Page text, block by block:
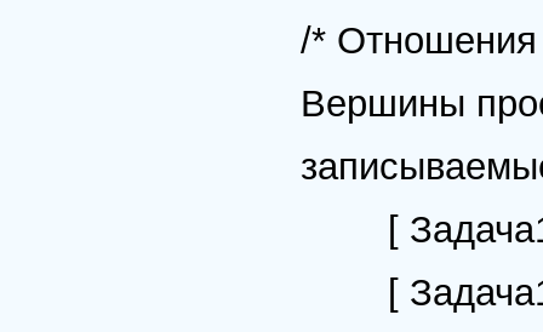
/* Отношения
Вершины
[ Задача1/
[ Задача1/